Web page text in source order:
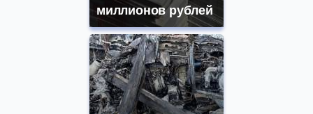
миллионов рублей